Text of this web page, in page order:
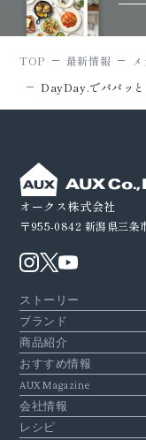
TOP 最新情報
DayDay.でパパッと
オークス株式会社
〒955-0842 新潟県三条
ストーリー
ブランド
商品紹介
おすすめ情報
AUX Magazine
会社情報
レシピ